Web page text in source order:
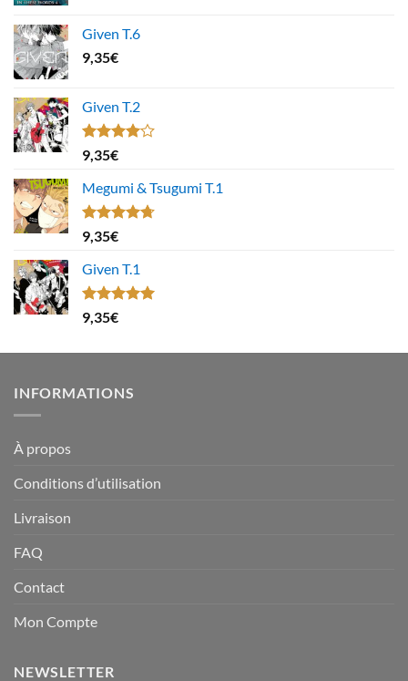
Given T.6
9,35€
Given T.2
Note
4.00
5
9,35€
Megumi & Tsugumi T.1
Note4.67
sur 5
9,35€
Given T.1
Note5.00
sur 5
9,35€
INFORMATIONS
À propos
Conditions d’utilisation
Livraison
FAQ
Contact
Mon Compte
NEWSLETTER